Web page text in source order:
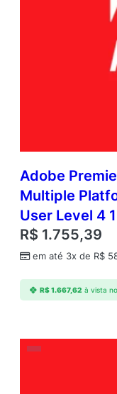
Adobe
Multiple
User Level 4
R$ 1.755,39
em até 3x de R$
R$1.667,62 à vista